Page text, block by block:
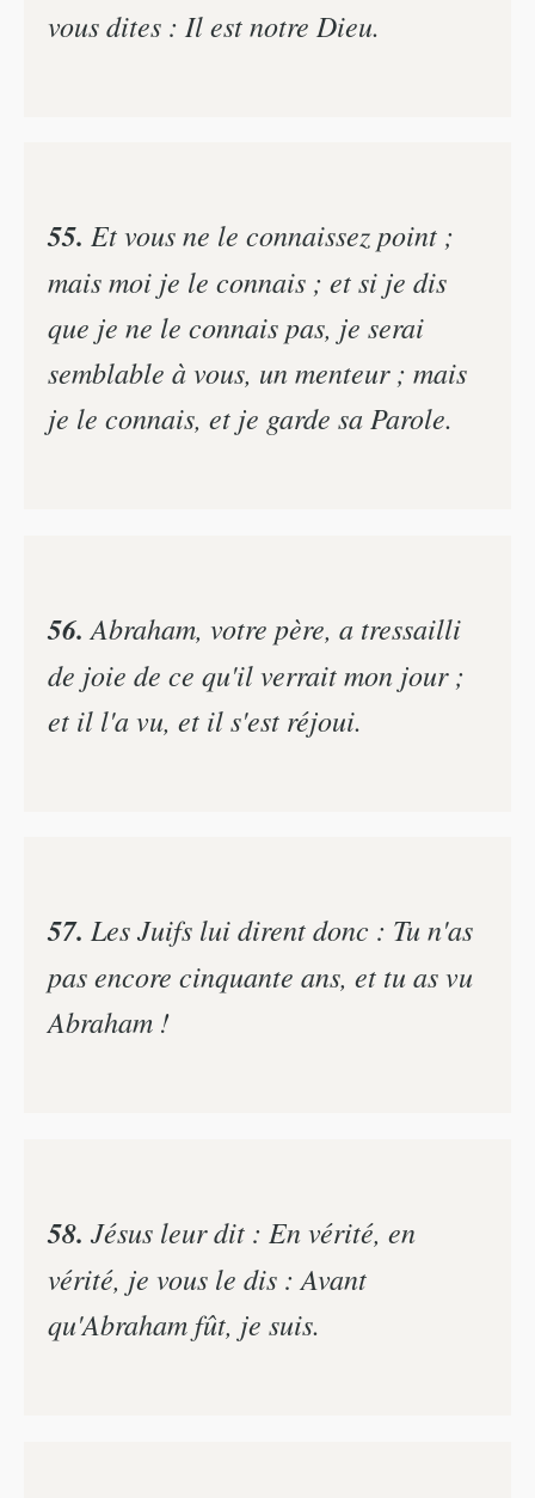
vous dites : Il est notre Dieu.
55. Et vous ne le connaissez point ;
mais moi je le connais ; et si je dis
que je ne le connais pas, je serai
semblable à vous, un menteur ; mais
je le connais, et je garde sa Parole.
56. Abraham, votre père, a tressailli
de joie de ce qu'il verrait mon jour ;
et il l'a vu, et il s'est réjoui.
57. Les Juifs lui dirent donc : Tu n'as
pas encore cinquante ans, et tu as vu
Abraham !
58. Jésus leur dit : En vérité, en
vérité, je vous le dis : Avant
qu'Abraham fût, je suis.